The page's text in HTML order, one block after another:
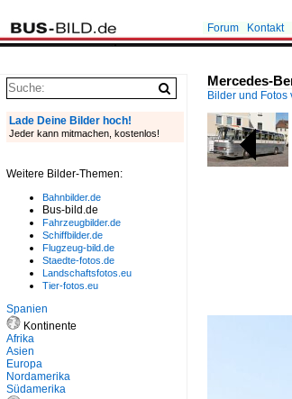
Forum Kontakt
Mercedes-
Bilder und Fotos
Lade Deine Bilder hoch!
Jeder kann mitmachen, kostenlos!
Weitere Bilder-Themen:
Bahnbilder.de
Bus-bild.de
Fahrzeugbilder.de
Schiffbilder.de
Flugzeug-bild.de
Staedte-fotos.de
Landschaftsfotos.eu
Tier-fotos.eu
Spanien
Kontinente
Afrika
Asien
Europa
Nordamerika
Südamerika